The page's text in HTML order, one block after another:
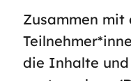
Zusammen mit
die Inhalte